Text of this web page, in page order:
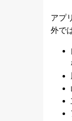
アプ
外で